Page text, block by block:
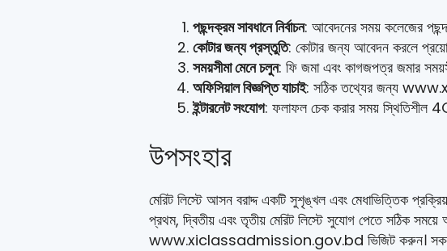
পছন্দক্রম সাবধানে নির্বাচন: আবেদনের সময় কলেজের
কোটার জন্য প্রস্তুতি: কোটার জন্য আবেদন করলে
সময়সীমা মেনে চলুন: ফি জমা এবং কাগজপত্র জমার
অফিসিয়াল বিজ্ঞপ্তি যাচাই: সঠিক তথ্যের জন্য
ইন্টারনেট সংযোগ: ফলাফল চেক করার সময়
উপসংহার
মেরিট লিস্টে আসন বরাদ্দ একটি সুশৃঙ্খল এবং মেধাভিত্তিক
প্রথম, দ্বিতীয় এবং তৃতীয় মেরিট লিস্টে সুযোগ পেতে সঠিক
www.xiclassadmission.gov.bd ভিজিট করুন। সকল